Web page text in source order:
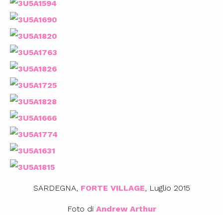
SARDEGNA, FORTE VILLAGE, Luglio 2015
Foto di Andrew Arthur